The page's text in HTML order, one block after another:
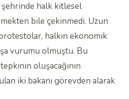
halk kitlesel
bile çekinmedi. Uzun
halkın ekonomik
vurumu olmuştu. Bu
oluşacağının
iki bakanı görevden alarak